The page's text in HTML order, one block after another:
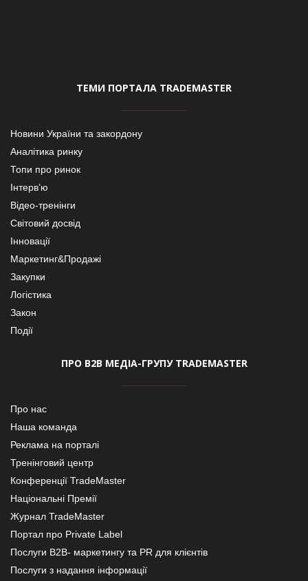
ТЕМИ ПОРТАЛА TRADEMASTER
Новини України та закордону
Аналітика ринку
Топи про ринок
Інтерв’ю
Відео-тренінги
Світовий досвід
Інновації
Маркетинг&Продажі
Закупки
Логістика
Закон
Події
ПРО В2В МЕДІА-ГРУПУ TRADEMASTER
Про нас
Наша команда
Реклама на порталі
Тренінговий центр
Конференції TradeMaster
Національні Премії
Журнал TradeMaster
Портал про Private Label
Послуги В2В- маркетингу та PR для клієнтів
Послуги з надання інформації